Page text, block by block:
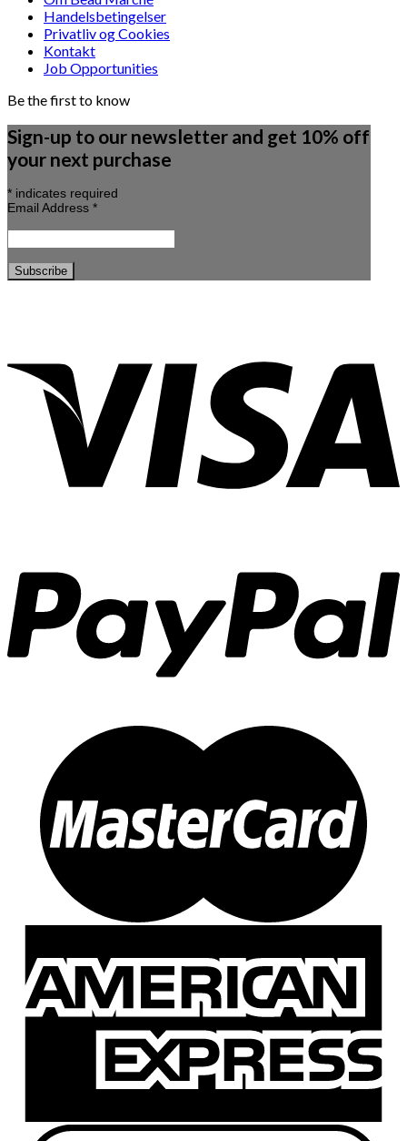
Handelsbetingelser
Privatliv og Cookies
Kontakt
Job Opportunities
Be the first to know
Sign-up to our newsletter and get 10% off
your next purchase
* indicates required
Email Address *